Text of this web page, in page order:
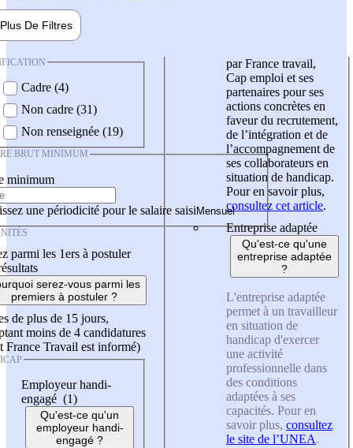
Plus De Filtres
Cadre (4)
Non cadre (31)
Non renseignée (19)
BRUT MINIMUM
minimum
une périodicité pour le salaire saisi
parmi les 1ers à postuler
serez-vous parmi les
premiers à postuler ?
de plus de 15 jours,
moins de 4 candidatures
France Travail est informé)
Employeur handi-
engagé (1)
Qu'est-ce qu'un
employeur handi-
engagé ?
par France travail,
Cap emploi et ses
partenaires pour ses
actions concrètes en
faveur du recrutement,
de l’intégration et de
l’accompagnement de
ses collaborateurs en
situation de handicap.
Pour en savoir plus,
consultez cet article.
Entreprise adaptée
Qu'est-ce qu'une
entreprise adaptée
?
L'entreprise adaptée
permet à un travailleur
en situation de
handicap d'exercer
une activité
professionnelle dans
des conditions
adaptées à ses
capacités. Pour en
savoir plus, consultez
le site de l’UNEA.